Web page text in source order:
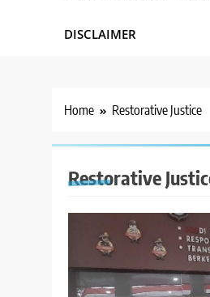
DISCLAIMER
Home Restorative Justice
Restorative